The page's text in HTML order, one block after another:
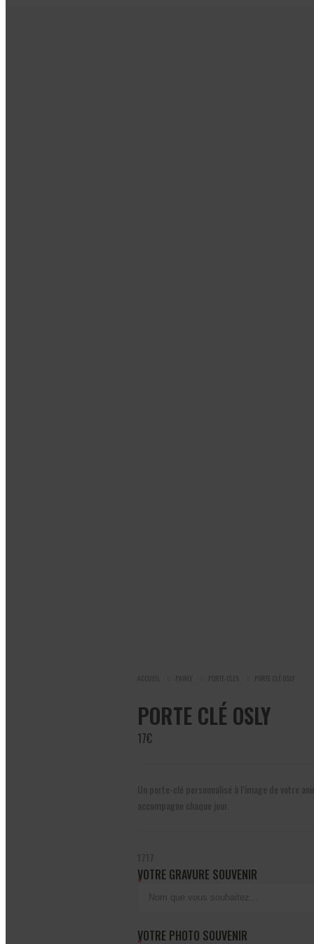
PORTE CLÉ OSLY
17€
VOTRE GRAVURE SOUVENIR
*
VOTRE PHOTO SOUVENIR